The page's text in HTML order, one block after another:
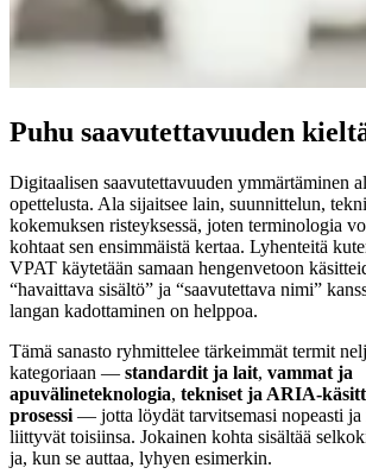
Puhu saavutettavuuden
Digitaalisen saavutettavuuden ymmärtäminen
opettelusta. Ala sijaitsee lain, suunnittelun,
kokemuksen risteyksessä, joten terminologia
kohtaat sen ensimmäistä kertaa. Lyhenteitä
VPAT käytetään samaan hengenvetoon
“havaittava sisältö” ja “saavutettava nimi”
langan kadottaminen on helppoa.
Tämä sanasto ryhmittelee tärkeimmät termit
kategoriaan — standardit ja lait, vammat ja
apuvälineteknologia, tekniset ja ARIA-
prosessi — jotta löydät tarvitsemasi nopeasti ja
liittyvät toisiinsa. Jokainen kohta sisältää
ja, kun se auttaa, lyhyen esimerkin.